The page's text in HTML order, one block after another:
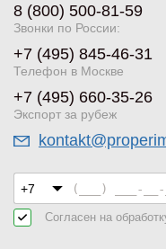
8 (800) 500-81-59
Звонки по России:
+7 (495) 845-46-31
Телефон в Москве
+7 (495) 660-35-26
Экспорт за рубеж
Согласен на